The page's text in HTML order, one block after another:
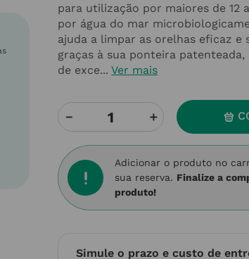
para utilização por maiores de 12
por água do mar
ajuda a limpar as orelhas eficaz e
graças à sua ponteira
de exce... Ver mais
＋
－
Adicionar o produto no
sua reserva. Finalize a
produto!
Simule o prazo e custo de